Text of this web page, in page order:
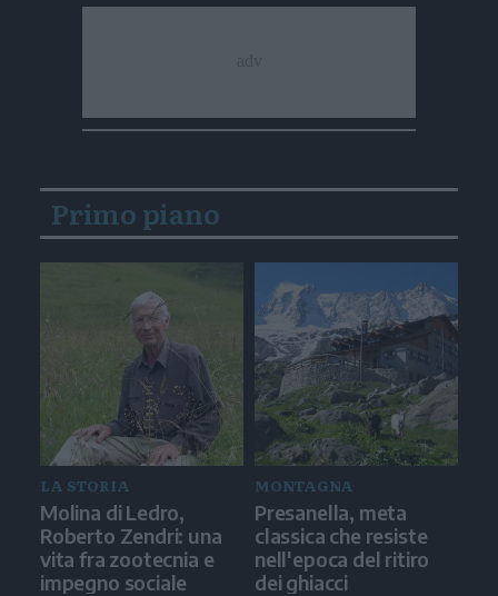
Primo piano
LA STORIA
Molina di Ledro,
Roberto Zendri: una
vita fra zootecnia e
impegno sociale
MONTAGNA
Presanella, meta
classica che resiste
nell'epoca del ritiro
dei ghiacci